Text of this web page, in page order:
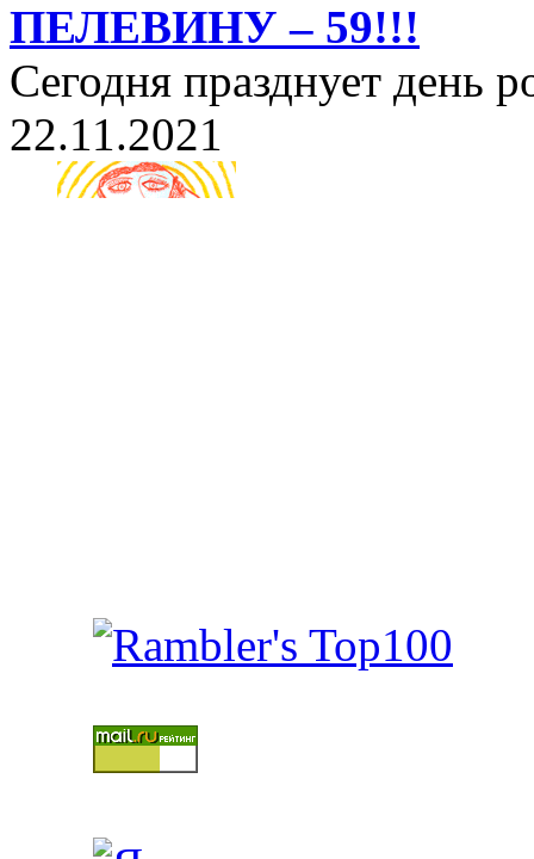
ПЕЛЕВИНУ – 59!!!
Сегодня празднует день
22.11.2021